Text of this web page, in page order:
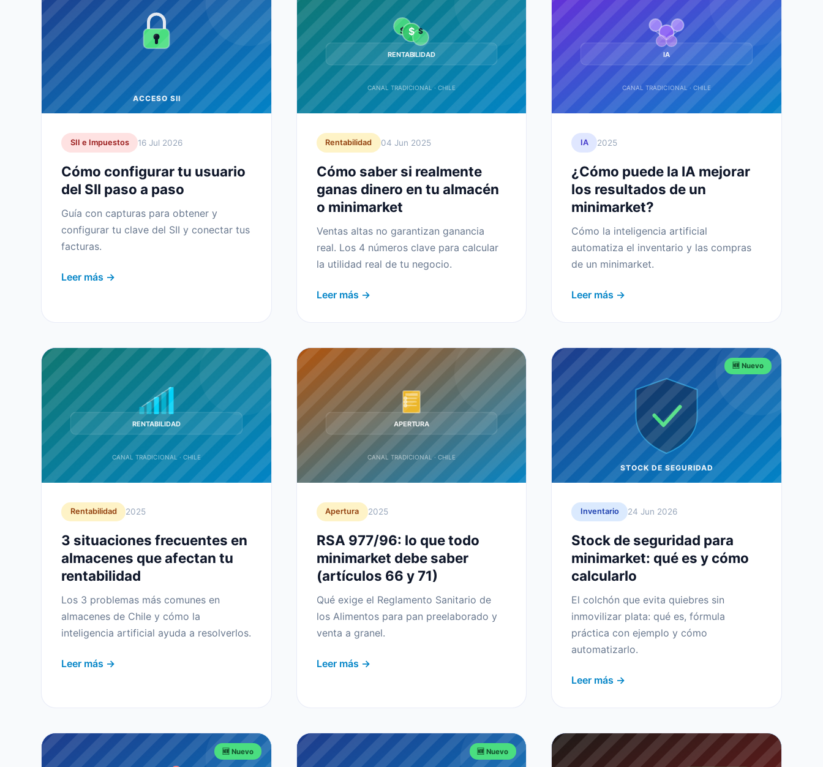
ACCESO SII
SII e Impuestos 16 Jul 2026
Cómo configurar tu usuario
del SII paso a paso
Guía con capturas para obtener y
configurar tu clave del SII y conectar tus
facturas.
Leer más →
$ $ $
RENTABILIDAD
CANAL TRADICIONAL · CHILE
Rentabilidad 04 Jun 2025
Cómo saber si realmente
ganas dinero en tu almacén
o minimarket
Ventas altas no garantizan ganancia
real. Los 4 números clave para calcular
la utilidad real de tu negocio.
Leer más →
IA
CANAL TRADICIONAL · CHILE
IA 2025
¿Cómo puede la IA mejorar
los resultados de un
minimarket?
Cómo la inteligencia artificial
automatiza el inventario y las compras
de un minimarket.
Leer más →
RENTABILIDAD
CANAL TRADICIONAL · CHILE
Rentabilidad 2025
3 situaciones frecuentes en
almacenes que afectan tu
rentabilidad
Los 3 problemas más comunes en
almacenes de Chile y cómo la
inteligencia artificial ayuda a resolverlos.
Leer más →
APERTURA
CANAL TRADICIONAL · CHILE
Apertura 2025
RSA 977/96: lo que todo
minimarket debe saber
(artículos 66 y 71)
Qué exige el Reglamento Sanitario de
los Alimentos para pan preelaborado y
venta a granel.
Leer más →
STOCK DE SEGURIDAD
🆕 Nuevo
Inventario 24 Jun 2026
Stock de seguridad para
minimarket: qué es y cómo
calcularlo
El colchón que evita quiebres sin
inmovilizar plata: qué es, fórmula
práctica con ejemplo y cómo
automatizarlo.
Leer más →
🆕 Nuevo 🆕 Nuevo